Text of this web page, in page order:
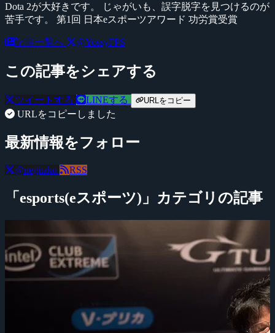
Dota 2が大好きです。 じゃがいも、誤字脱字を見つけるのが
苦手です。 第1回 日本eスポーツアワード 功労賞受賞
記事一覧へ @YossyFPS
この記事をシェアする
ツイートする LINEする URLをコピー
URLをコピーしました
最新情報をフォロー
@negitaku RSS
「esports(eスポーツ)」カテゴリの記事